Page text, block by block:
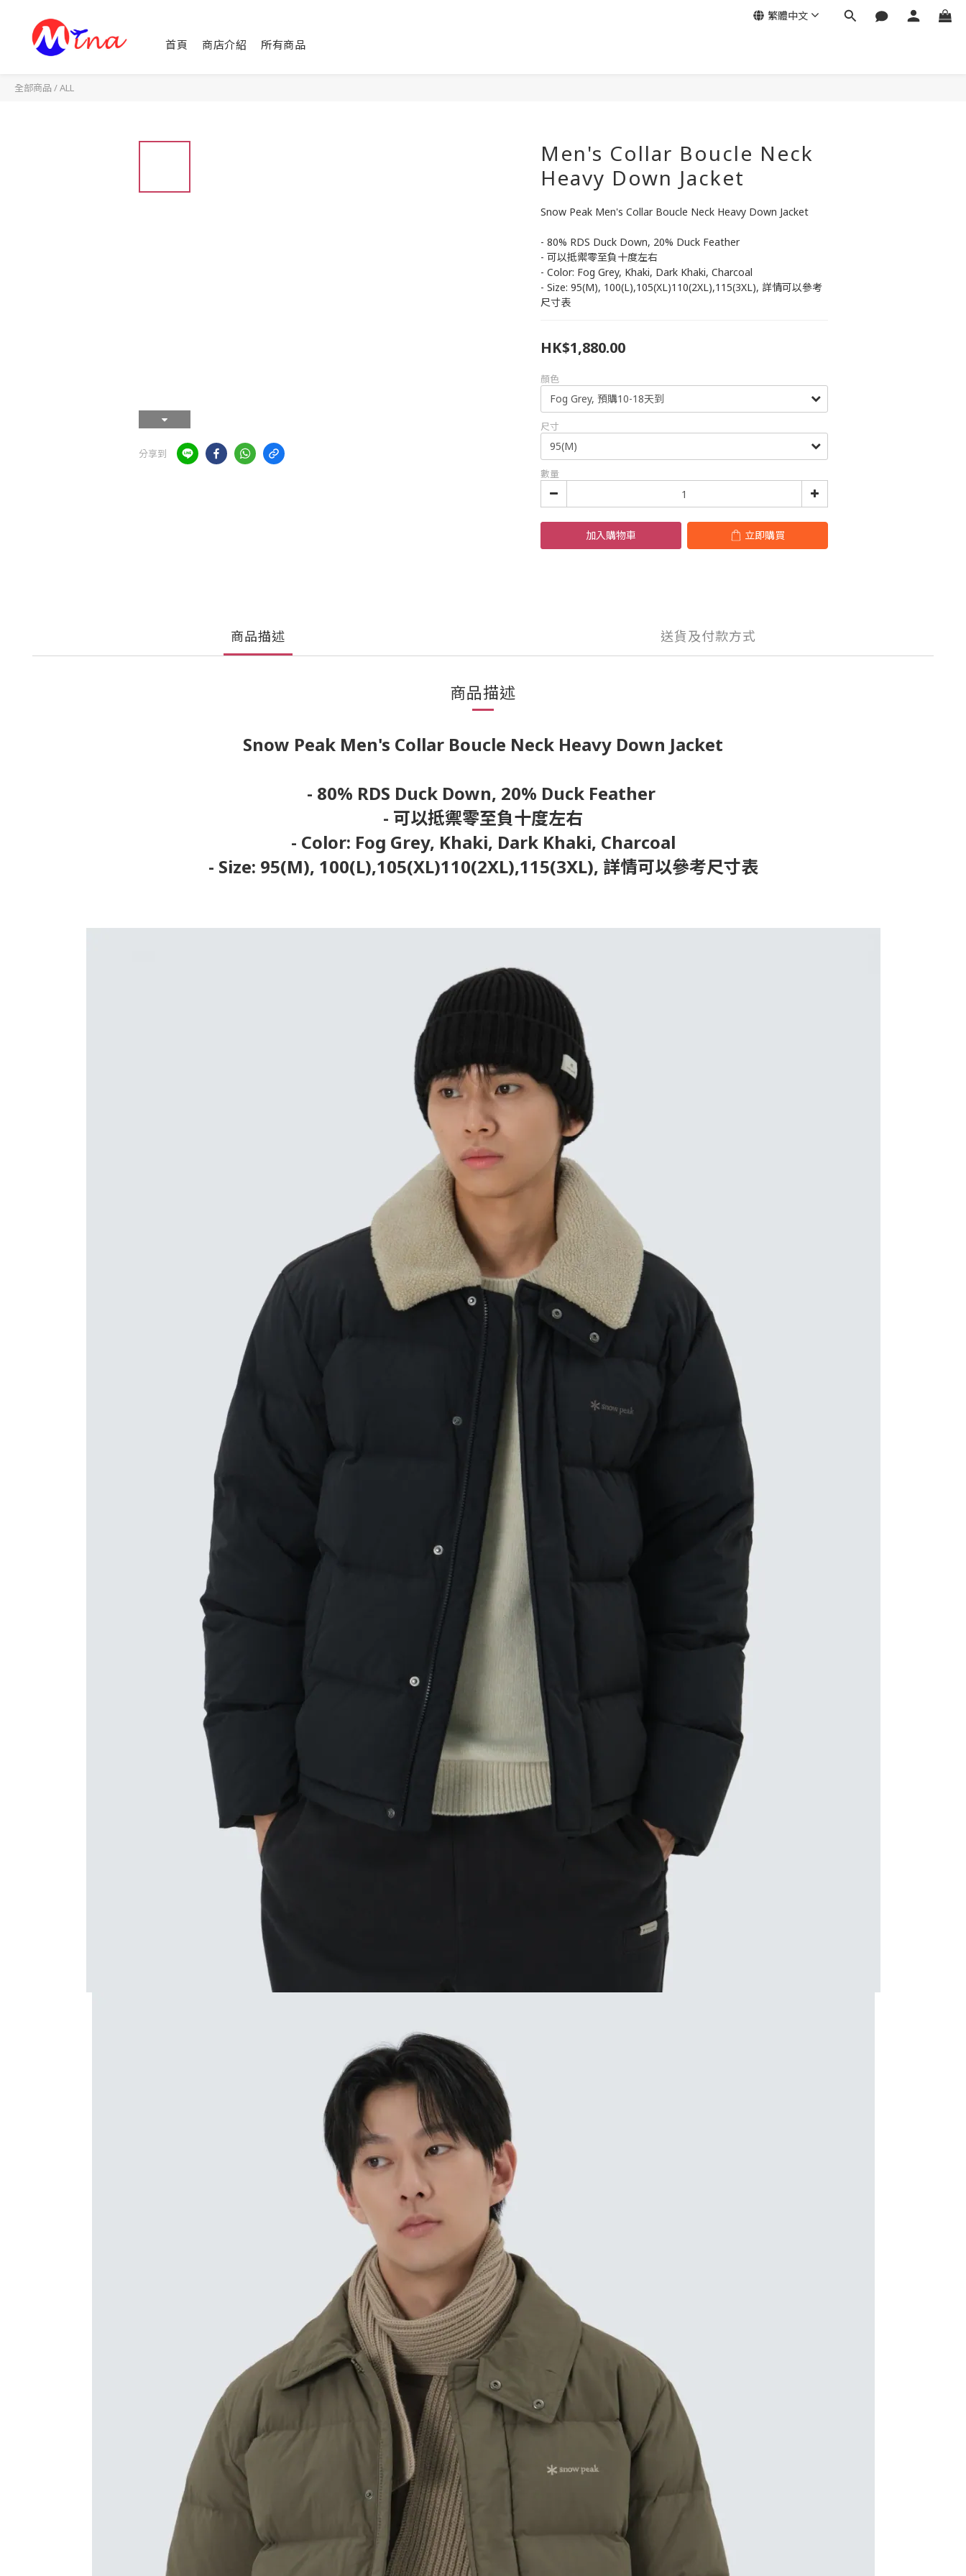
首頁 商店介紹 所有商品
繁體中文
全部商品 /ALL
分享到
Men's Collar Boucle Neck
Heavy Down Jacket
Snow Peak Men's Collar Boucle Neck Heavy Down Jacket
- 80% RDS Duck Down, 20% Duck Feather
- 可以抵禦零至負十度左右
- Color: Fog Grey, Khaki, Dark Khaki, Charcoal
- Size: 95(M), 100(L),105(XL)110(2XL),115(3XL), 詳情可以參考
尺寸表
HK$1,880.00
顏色
尺寸
數量
加入購物車 立即購買
商品描述 送貨及付款方式
商品描述
Snow Peak Men's Collar Boucle Neck Heavy Down Jacket
- 80% RDS Duck Down, 20% Duck Feather
- 可以抵禦零至負十度左右
- Color: Fog Grey, Khaki, Dark Khaki, Charcoal
- Size: 95(M), 100(L),105(XL)110(2XL),115(3XL), 詳情可以參考尺寸表